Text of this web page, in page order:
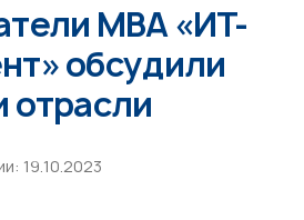
МВА «ИТ-
обсудили
отрасли
19.10.2023